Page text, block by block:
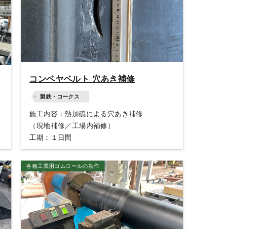
コンベヤベルト 穴あき補修
製鉄・コークス
施工内容：熱加硫による穴あき補修
（現地補修／工場内補修）
工期：１日間
各種工業用ゴムロールの製作